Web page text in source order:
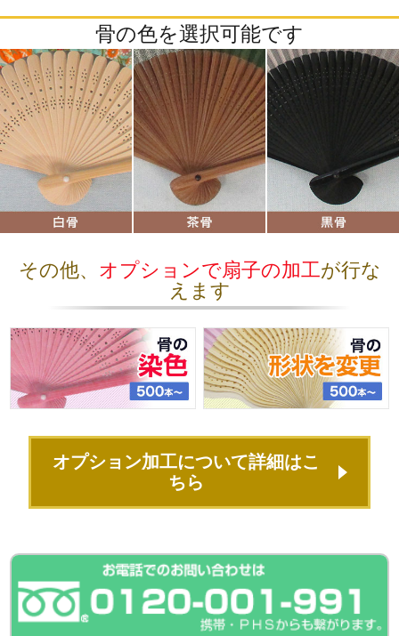
骨の色を選択可能です
その他、 オプションで扇子の加工が行な
えます
オプション加工について詳細はこ
ちら